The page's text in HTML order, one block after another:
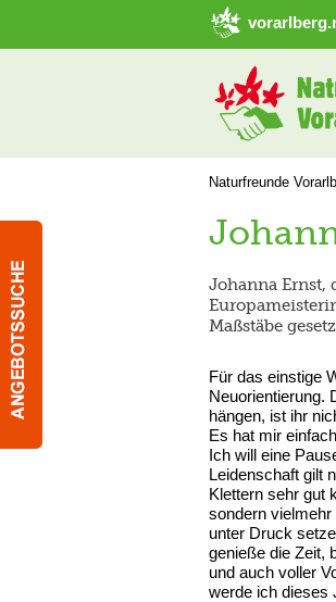
➜ Hauptregion der Seite anspringen
Naturfreunde
Johanna Ernst,
Maßstäbe
Für das einstige
Neuorientierung.
hängen, ist ihr
Es hat mir
Ich will eine
Leidenschaft gilt
Klettern sehr gut
sondern
unter Druck
genieße die Zeit,
und auch voller
werde ich dieses